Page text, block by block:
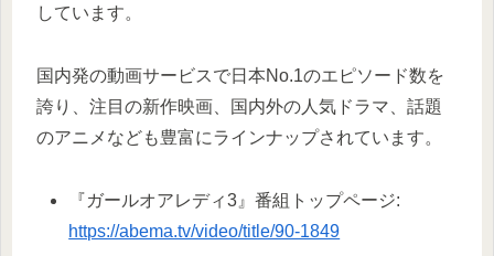
しています。
国内発の動画サービスで日本No.1のエピソード数を
誇り、注目の新作映画、国内外の人気ドラマ、話題
のアニメなども豊富にラインナップされています。
『ガールオアレディ3』番組トップページ:
https://abema.tv/video/title/90-1849